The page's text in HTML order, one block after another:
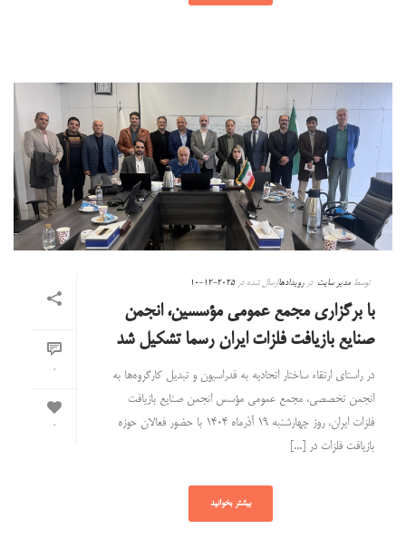
0
0
توسط مدیر سایت دررویدادهاارسال شده در 2025-12-10
با برگزاری مجمع عمومی مؤسسین، انجمن
صنایع بازیافت فلزات ایران رسما تشکیل شد
در راستای ارتقاء ساختار اتحادیه به فدراسیون و تبدیل کارگروه‌ها به
انجمن تخصصی، مجمع عمومی مؤسس انجمن صنایع بازیافت
فلزات ایران، روز چهارشنبه ۱۹ آذرماه ۱۴۰۴ با حضور فعالان حوزه
بازیافت فلزات در [...]
بیشتر بخوانید